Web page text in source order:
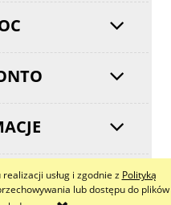
usług i zgodnie z Polityką
lub dostępu do plików
strony